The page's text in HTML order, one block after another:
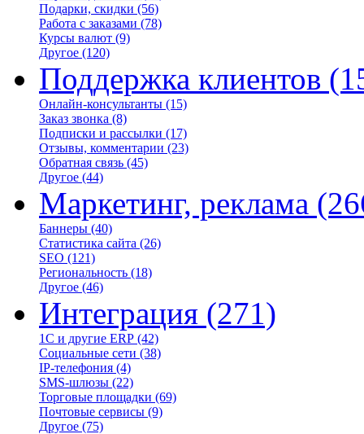
Подарки, скидки (56)
Работа с заказами (78)
Курсы валют (9)
Другое (120)
Поддержка клиентов
Онлайн-консультанты (15)
Заказ звонка (8)
Подписки и рассылки (17)
Отзывы, комментарии (23)
Обратная связь (45)
Другое (44)
Маркетинг, реклама
Баннеры (40)
Статистика сайта (26)
SEO (121)
Региональность (18)
Другое (46)
Интеграция (271)
1С и другие ERP (42)
Социальные сети (38)
IP-телефония (4)
SMS-шлюзы (22)
Торговые площадки (69)
Почтовые сервисы (9)
Другое (75)